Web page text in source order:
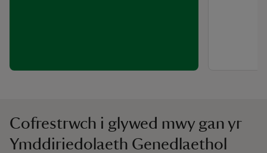
Cofrestrwch i glywed mwy gan yr
Ymddiriedolaeth Genedlaethol